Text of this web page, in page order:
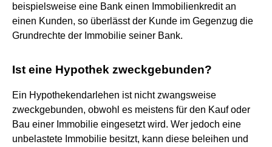
beispielsweise eine Bank einen Immobilienkredit an
einen Kunden, so überlässt der Kunde im Gegenzug die
Grundrechte der Immobilie seiner Bank.
Ist eine Hypothek zweckgebunden?
Ein Hypothekendarlehen ist nicht zwangsweise
zweckgebunden, obwohl es meistens für den Kauf oder
Bau einer Immobilie eingesetzt wird. Wer jedoch eine
unbelastete Immobilie besitzt, kann diese beleihen und